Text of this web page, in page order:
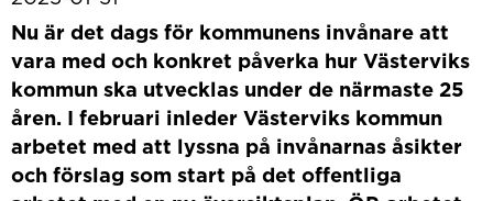
Nu är det dags för kommunens invånare att
vara med och konkret påverka hur Västerviks
kommun ska utvecklas under de närmaste 25
åren. I februari inleder Västerviks kommun
arbetet med att lyssna på invånarnas åsikter
och förslag som start på det offentliga